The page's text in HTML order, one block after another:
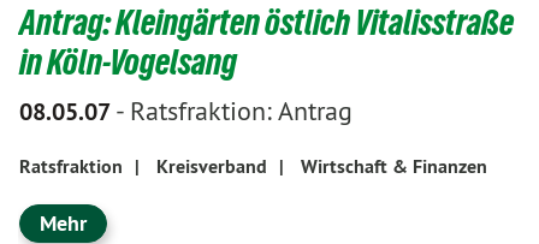
Antrag: Kleingärten östlich Vitalisstraße
in Köln-Vogelsang
08.05.07- Ratsfraktion: Antrag
Ratsfraktion | Kreisverband | Wirtschaft & Finanzen
Mehr